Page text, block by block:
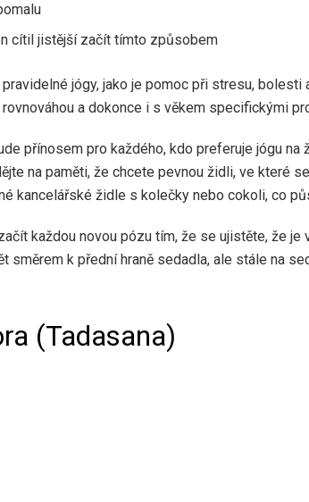
cítil jistější začít tímto způsobem
jógy, jako je pomoc při stresu, bolesti
a dokonce i s věkem specifickými
přínosem pro každého, kdo preferuje jógu
na paměti, že chcete pevnou židli, ve které
kancelářské židle s kolečky nebo cokoli, co
každou novou pózu tím, že se ujistěte, že je
směrem k přední hraně sedadla, ale stále na
(Tadasana)